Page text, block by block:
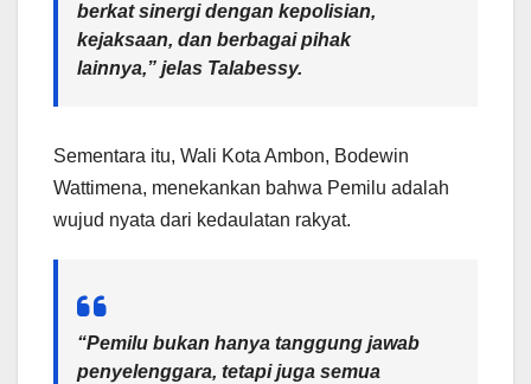
berkat sinergi dengan kepolisian,
kejaksaan, dan berbagai pihak
lainnya,” jelas Talabessy.
Sementara itu, Wali Kota Ambon, Bodewin
Wattimena, menekankan bahwa Pemilu adalah
wujud nyata dari kedaulatan rakyat.
“Pemilu bukan hanya tanggung jawab
penyelenggara, tetapi juga semua